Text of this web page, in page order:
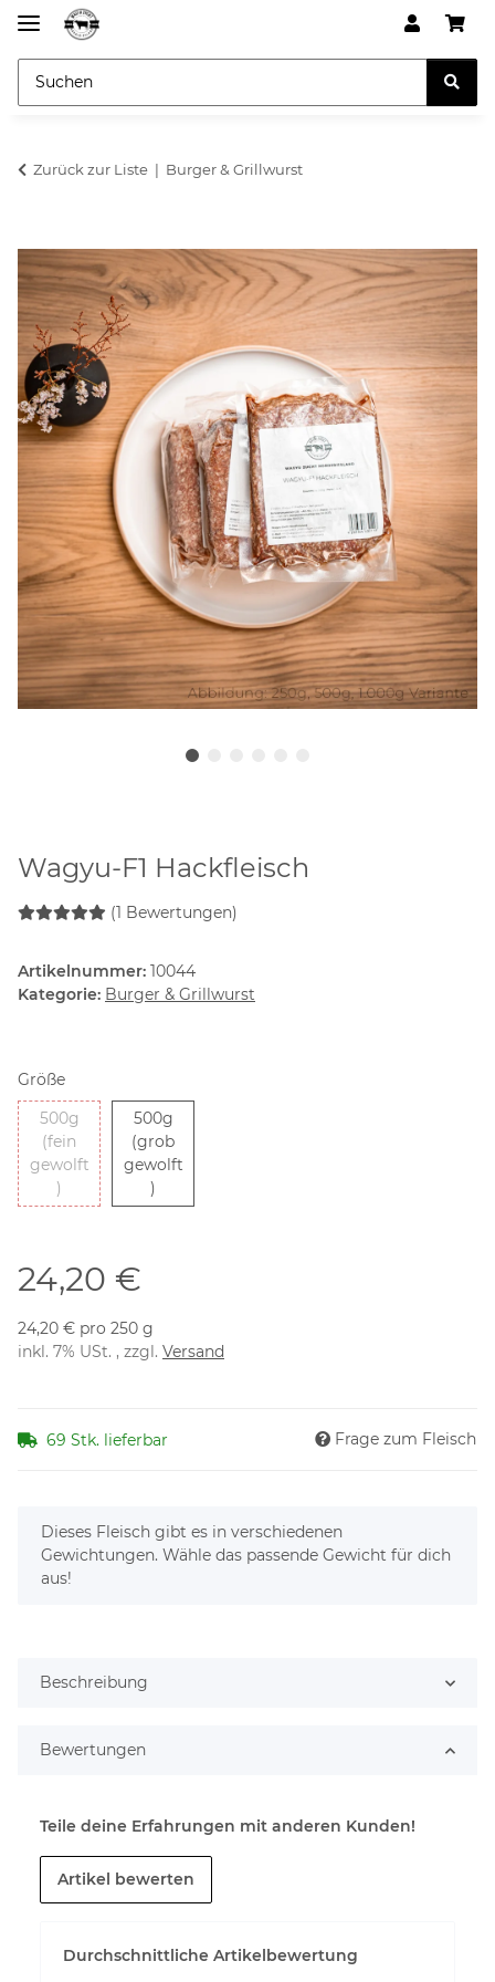
Zurück zur Liste Burger & Grillwurst
Wagyu-F1 Hackfleisch
(1 Bewertungen)
Artikelnummer: 10044
Kategorie: Burger & Grillwurst
Größe
500g
(fein
gewolft
) 500g (fein gewolft)
500g
(grob
gewolft
)
24,20 €
24,20 € pro 250 g
inkl. 7% USt. , zzgl. Versand
69 Stk. lieferbar Frage zum Fleisch
x
Dieses Fleisch gibt es in verschiedenen
Gewichtungen. Wähle das passende Gewicht für dich
aus!
Beschreibung
Bewertungen
Durchschnittliche Artikelbewertung
Teile deine Erfahrungen mit anderen Kunden!
Artikel bewerten